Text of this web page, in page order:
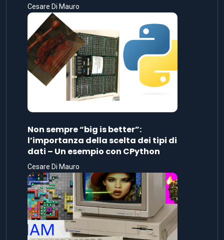
Cesare Di Mauro
Non sempre “big is better”:
l’importanza della scelta dei tipi di
dati – Un esempio con CPython
Cesare Di Mauro